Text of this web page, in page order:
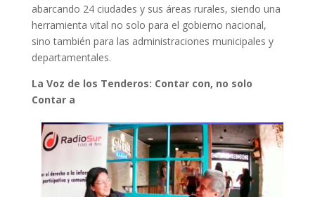
abarcando 24 ciudades y sus áreas rurales, siendo una
herramienta vital no solo para el gobierno nacional,
sino también para las administraciones municipales y
departamentales.
La Voz de los Tenderos: Contar con, no solo
Contar a